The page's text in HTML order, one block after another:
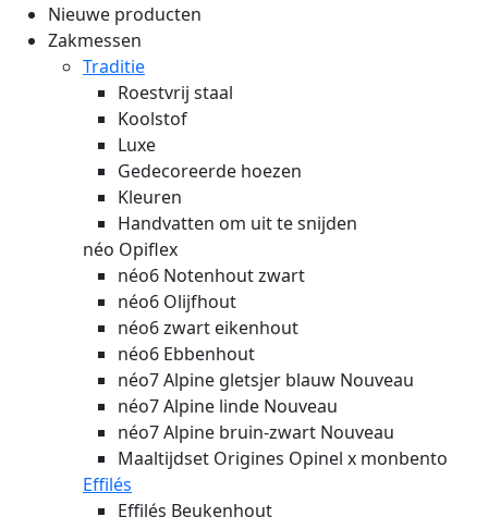
Nieuwe producten
Zakmessen
Traditie
Roestvrij staal
Koolstof
Luxe
Gedecoreerde hoezen
Kleuren
Handvatten om uit te snijden
néo Opiflex
néo6 Notenhout zwart
néo6 Olijfhout
néo6 zwart eikenhout
néo6 Ebbenhout
néo7 Alpine gletsjer blauw Nouveau
néo7 Alpine linde Nouveau
néo7 Alpine bruin-zwart Nouveau
Maaltijdset Origines Opinel x monbento
Effilés
Effilés Beukenhout